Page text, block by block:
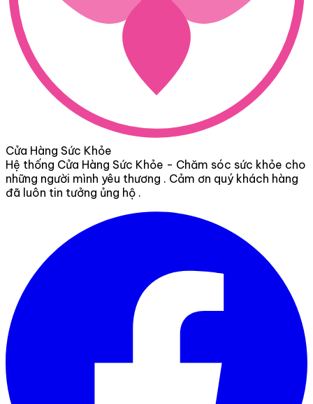
Cửa Hàng Sức Khỏe
Hệ thống Cửa Hàng Sức Khỏe - Chăm sóc sức khỏe cho
những người mình yêu thương . Cảm ơn quý khách hàng
đã luôn tin tưởng ủng hộ .